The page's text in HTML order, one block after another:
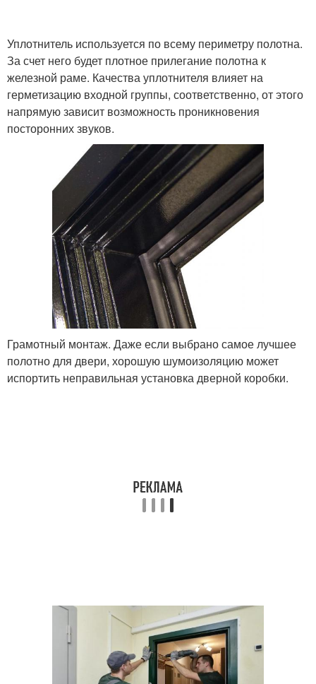
Уплотнитель используется по всему периметру полотна.
За счет него будет плотное прилегание полотна к
железной раме. Качества уплотнителя влияет на
герметизацию входной группы, соответственно, от этого
напрямую зависит возможность проникновения
посторонних звуков.
Грамотный монтаж. Даже если выбрано самое лучшее
полотно для двери, хорошую шумоизоляцию может
испортить неправильная установка дверной коробки.